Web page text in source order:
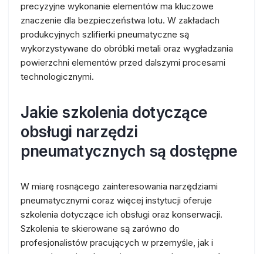
precyzyjne wykonanie elementów ma kluczowe
znaczenie dla bezpieczeństwa lotu. W zakładach
produkcyjnych szlifierki pneumatyczne są
wykorzystywane do obróbki metali oraz wygładzania
powierzchni elementów przed dalszymi procesami
technologicznymi.
Jakie szkolenia dotyczące
obsługi narzędzi
pneumatycznych są dostępne
W miarę rosnącego zainteresowania narzędziami
pneumatycznymi coraz więcej instytucji oferuje
szkolenia dotyczące ich obsługi oraz konserwacji.
Szkolenia te skierowane są zarówno do
profesjonalistów pracujących w przemyśle, jak i